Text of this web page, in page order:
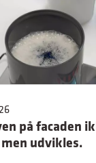
på facaden
udvikles.